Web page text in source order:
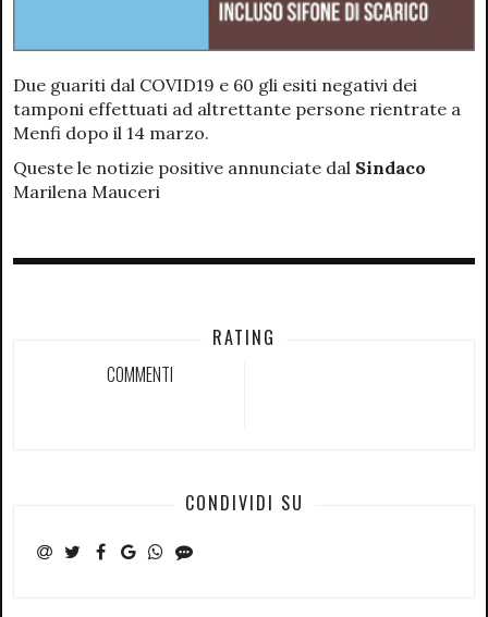
Due guariti dal COVID19 e 60 gli esiti negativi dei
tamponi effettuati ad altrettante persone rientrate a
Menfi dopo il 14 marzo.
Queste le notizie positive annunciate dal Sindaco
Marilena Mauceri
RATING
COMMENTI
CONDIVIDI SU